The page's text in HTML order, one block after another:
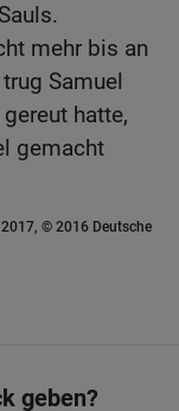
mehr bis an
Samuel
hatte,
gemacht
© 2016 Deutsche
geben?